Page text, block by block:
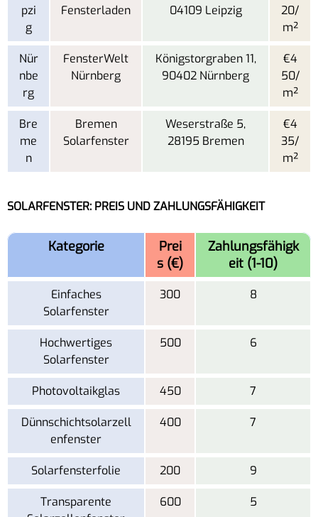
pzi
g
Fensterladen
04109 Leipzig
20/
m²
Nür
nbe
rg
FensterWelt
Nürnberg
Königstorgraben 11,
90402 Nürnberg
€4
50/
m²
Bre
me
n
Bremen
Solarfenster
Weserstraße 5,
28195 Bremen
€4
35/
m²
SOLARFENSTER: PREIS UND ZAHLUNGSFÄHIGKEIT
Kategorie
Prei
s (€)
Zahlungsfähigk
eit (1-10)
Einfaches
Solarfenster
300 8
Hochwertiges
Solarfenster
500 6
Photovoltaikglas 450 7
Dünnschichtsolarzell
enfenster
400 7
Solarfensterfolie 200 9
Transparente
600 5